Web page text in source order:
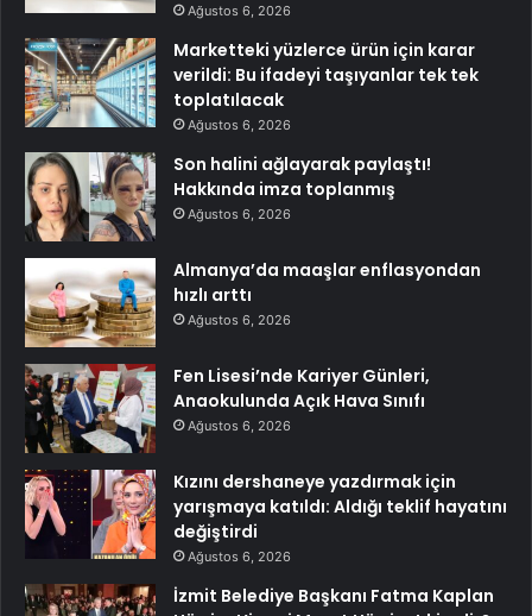
Ağustos 6, 2026
Marketteki yüzlerce ürün için karar
verildi: Bu ifadeyi taşıyanlar tek tek
toplatılacak
Ağustos 6, 2026
Son halini ağlayarak paylaştı!
Hakkında imza toplanmış
Ağustos 6, 2026
Almanya’da maaşlar enflasyondan
hızlı arttı
Ağustos 6, 2026
Fen Lisesi’nde Kariyer Günleri,
Anaokulunda Açık Hava Sınıfı
Ağustos 6, 2026
Kızını dershaneye yazdırmak için
yarışmaya katıldı: Aldığı teklif hayatını
değiştirdi
Ağustos 6, 2026
İzmit Belediye Başkanı Fatma Kaplan